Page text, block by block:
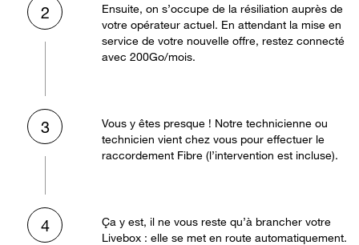
2
Ensuite, on s’occupe de la résiliation auprès de
votre opérateur actuel. En attendant la mise en
service de votre nouvelle offre, restez connecté
avec 200Go/mois.
3
Vous y êtes presque ! Notre technicienne ou
technicien vient chez vous pour effectuer le
raccordement Fibre (l’intervention est incluse).
4
Ça y est, il ne vous reste qu’à brancher votre
Livebox : elle se met en route automatiquement.